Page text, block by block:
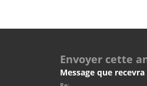
Envoyer cette
Message que